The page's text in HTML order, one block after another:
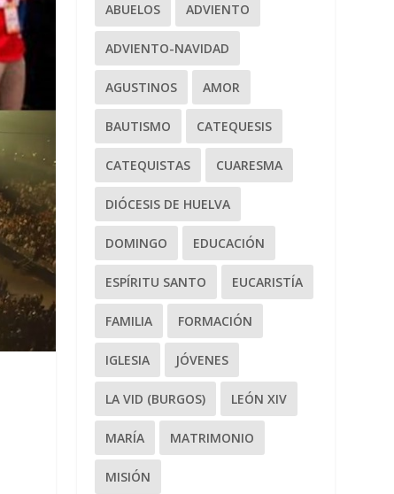
ABUELOS ADVIENTO
ADVIENTO-NAVIDAD
AGUSTINOS AMOR
BAUTISMO CATEQUESIS
CATEQUISTAS CUARESMA
DIÓCESIS DE HUELVA
DOMINGO EDUCACIÓN
ESPÍRITU SANTO EUCARISTÍA
FAMILIA FORMACIÓN
IGLESIA JÓVENES
LA VID (BURGOS) LEÓN XIV
MARÍA MATRIMONIO
MISIÓN